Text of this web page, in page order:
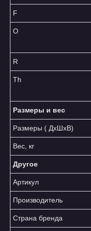
F
O
R
Th
Размеры и вес
Размеры ( ДхШхВ)
Вес, кг
Другое
Артикул
Производитель
Страна бренда